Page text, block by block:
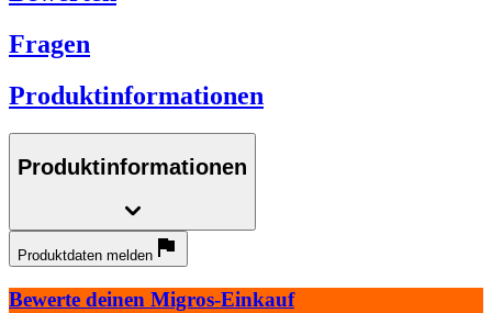
Fragen
Produktinformationen
Produktinformationen
Produktdaten melden
Bewerte deinen Migros-Einkauf